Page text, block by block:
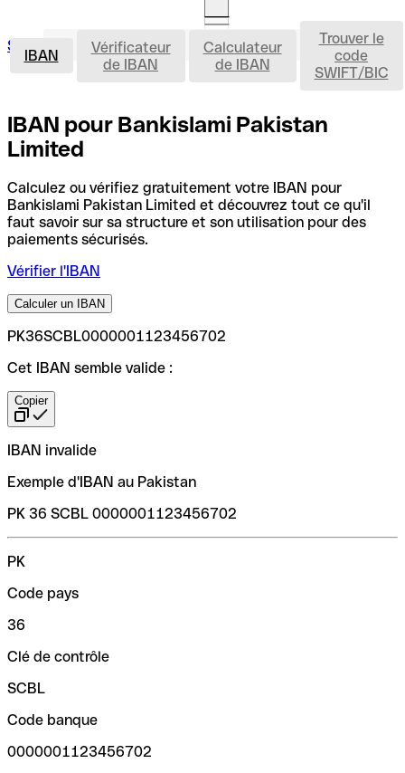
Se connecterOuvrir un compte IBAN
IBAN
Vérificateur
de IBAN
Calculateur
de IBAN
Trouver le
code
SWIFT/BIC
IBAN pour Bankislami Pakistan
Limited
Calculez ou vérifiez gratuitement votre IBAN pour
Bankislami Pakistan Limited et découvrez tout ce qu'il
faut savoir sur sa structure et son utilisation pour des
paiements sécurisés.
Vérifier l'IBAN
Calculer un IBAN
PK36SCBL0000001123456702
Cet IBAN semble valide :
Copier
IBAN invalide
Exemple d'IBAN au Pakistan
PK 36 SCBL 0000001123456702
PK
Code pays
36
Clé de contrôle
SCBL
Code banque
0000001123456702